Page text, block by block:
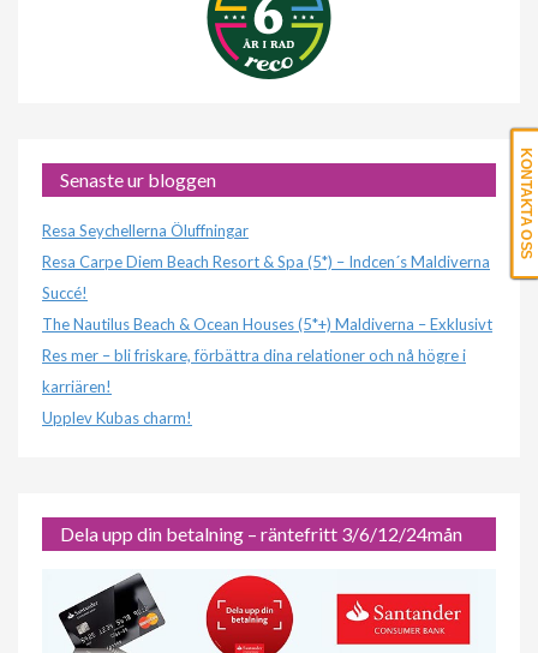
Senaste ur bloggen
Resa Seychellerna Öluffningar
Resa Carpe Diem Beach Resort & Spa (5*) – Indcen´s Maldiverna
Succé!
The Nautilus Beach & Ocean Houses (5*+) Maldiverna – Exklusivt
Res mer – bli friskare, förbättra dina relationer och nå högre i
karriären!
Upplev Kubas charm!
Dela upp din betalning – räntefritt 3/6/12/24mån
KONTAKTA OSS